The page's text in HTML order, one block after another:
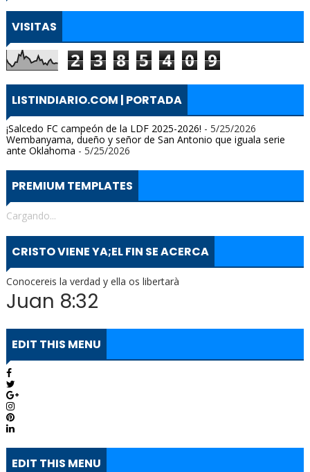
VISITAS
2 3 8 5 4 0 9
LISTINDIARIO.COM | PORTADA
¡Salcedo FC campeón de la LDF 2025-2026! - 5/25/2026
Wembanyama, dueño y señor de San Antonio que iguala serie
ante Oklahoma - 5/25/2026
PREMIUM TEMPLATES
Cargando...
CRISTO VIENE YA;EL FIN SE ACERCA
Conocereis la verdad y ella os libertarà
Juan 8:32
EDIT THIS MENU
EDIT THIS MENU